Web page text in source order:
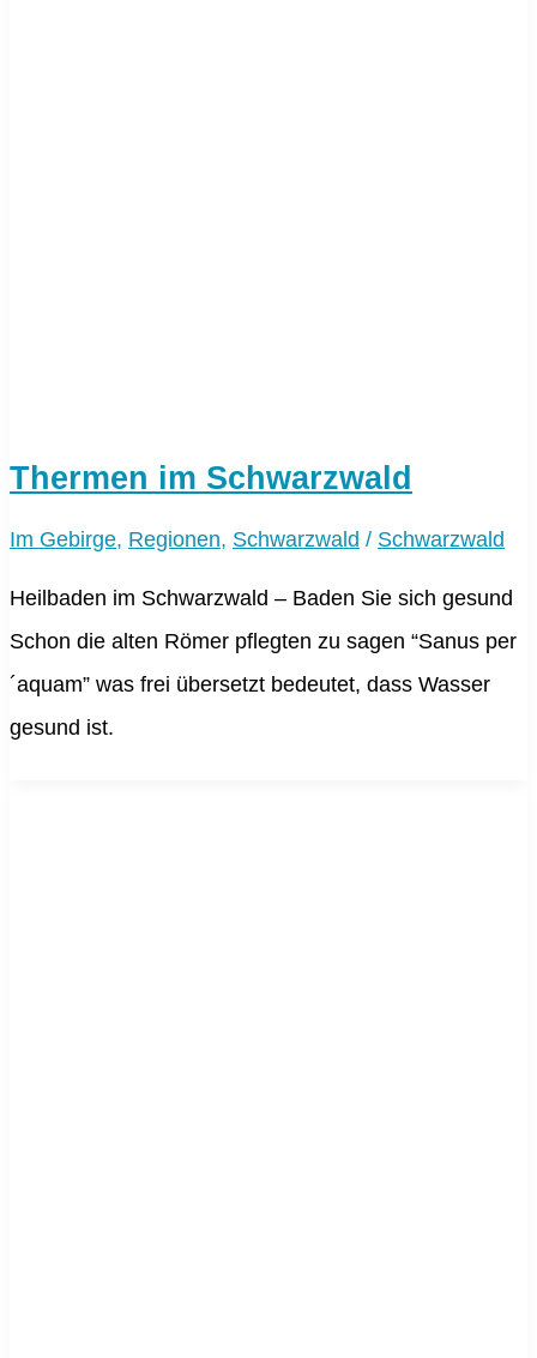
Thermen im Schwarzwald
Im Gebirge, Regionen, Schwarzwald / Schwarzwald
Heilbaden im Schwarzwald – Baden Sie sich gesund
Schon die alten Römer pflegten zu sagen “Sanus per
´aquam” was frei übersetzt bedeutet, dass Wasser
gesund ist.